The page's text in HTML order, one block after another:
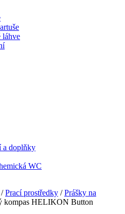
láhve
a doplňky
WC
/Prací prostředky /Prášky na
HELIKON Button